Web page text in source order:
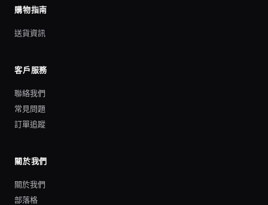
購物指南
送貨資訊
客戶服務
聯絡我們
常見問題
訂單追蹤
關於我們
關於我們
部落格